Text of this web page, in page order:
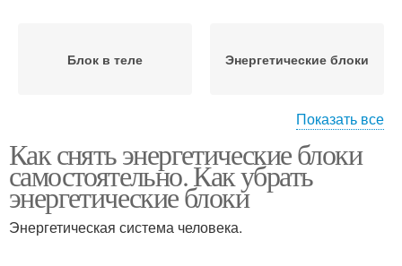
Блок в теле Энергетические блоки
Эмоциональные блоки
Блоки в астральном
теле
Показать все
Как снять энергетические блоки
самостоятельно. Как убрать
энергетические блоки
Энергетическая система человека.